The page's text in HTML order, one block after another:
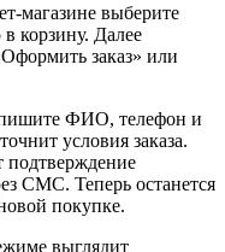
магазине выберите
корзину. Далее
заказ» или
ФИО, телефон и
условия заказа.
подтверждение
СМС. Теперь останется
покупке.
выглядит